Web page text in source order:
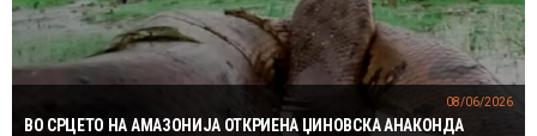
ВО СРЦЕТО НА АМАЗОНИЈА ОТКРИЕНА ЏИНОВСКА АНАКОНДА
08/06/2026